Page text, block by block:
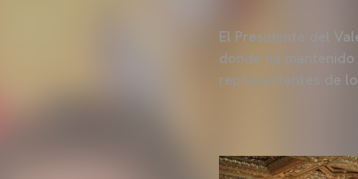
El Presidente del
donde ha
representantes de